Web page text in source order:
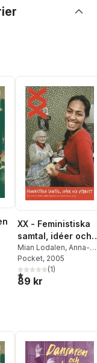
antal röster:
XX - Feministiska
samtal, idéer och
utbrott
Mian Lodalen, Anna-
Klara Bratt,Rickard
Warlenius,
Jacobson
Pocket, 2005
1,0utav 5 stjärnor.
(1)
89 kr